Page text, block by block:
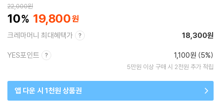
22,000원
10 19,800
크레마머니 최대혜택가 18,300원
YES포인트 1,100원 (5%)
5만원 이상 구매 시 2천원 추가 적립
앱 다운 시 1천원 상품권